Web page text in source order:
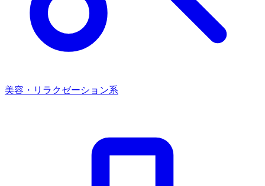
美容・リラクゼーション系